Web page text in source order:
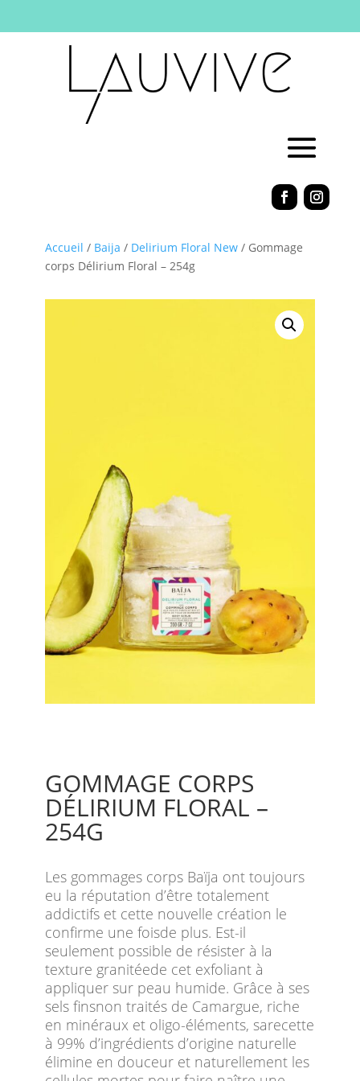
Accueil / Baija / Delirium Floral New / Gommage
corps Délirium Floral – 254g
GOMMAGE CORPS
DÉLIRIUM FLORAL –
254G
Les gommages corps Baïja ont toujours
eu la réputation d’être totalement
addictifs et cette nouvelle création le
confirme une foisde plus. Est-il
seulement possible de résister à la
texture granitéede cet exfoliant à
appliquer sur peau humide. Grâce à ses
sels finsnon traités de Camargue, riche
en minéraux et oligo-éléments, sarecette
à 99% d’ingrédients d’origine naturelle
élimine en douceur et naturellement les